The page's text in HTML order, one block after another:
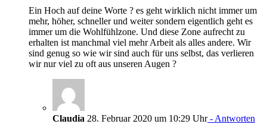
Ein Hoch auf deine Worte ? es geht wirklich nicht immer um
mehr, höher, schneller und weiter sondern eigentlich geht es
immer um die Wohlfühlzone. Und diese Zone aufrecht zu
erhalten ist manchmal viel mehr Arbeit als alles andere. Wir
sind genug so wie wir sind auch für uns selbst, das verlieren
wir nur viel zu oft aus unseren Augen ?
Claudia 28. Februar 2020 um 10:29 Uhr- Antworten